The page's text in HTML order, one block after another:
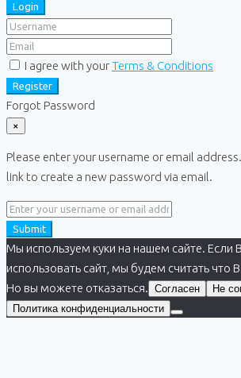
Login
I agree with yourTerms & Conditions
Register
Forgot Password
×
Please enter your username or email
link to create a new password via email.
Submit
Мы используем куки на нашем сайте. Если
использовать сайт, мы будем считать что
Но вы можете отказаться. Согласен
Не
Политика конфиденциальности